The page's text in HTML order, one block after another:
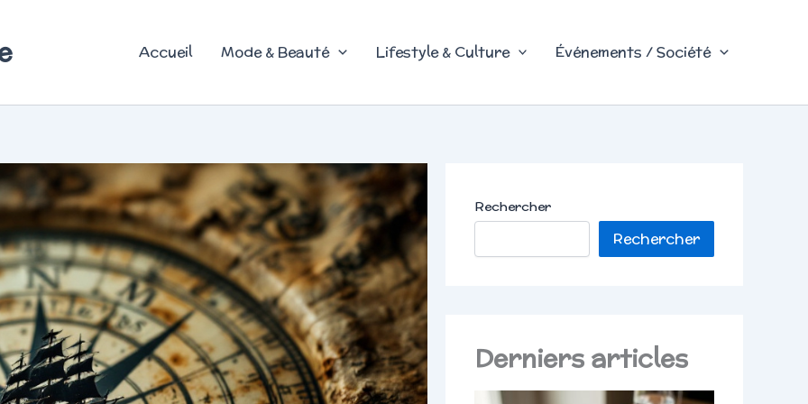
Accueil Mode & Beauté Lifestyle & Culture Événements / Société
Rechercher
Rechercher
Derniers articles